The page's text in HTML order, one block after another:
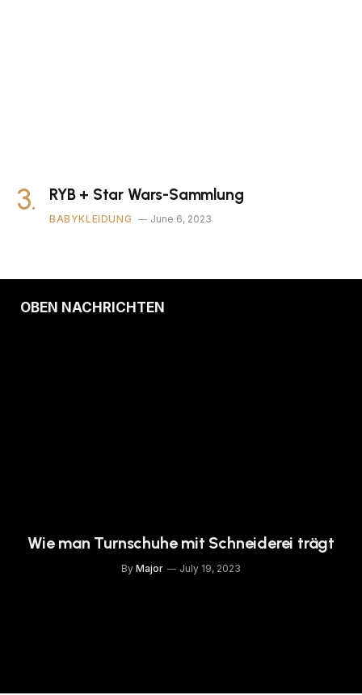
RYB + Star Wars-Sammlung
BABYKLEIDUNG June 6, 2023
OBEN NACHRICHTEN
Wie man Turnschuhe mit Schneiderei trägt
By Major July 19, 2023